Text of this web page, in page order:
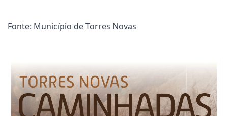
Fonte: Município de Torres Novas